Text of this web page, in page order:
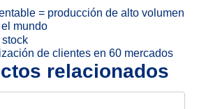
= producción de alto volumen
mundo
de clientes en 60 mercados
relacionados